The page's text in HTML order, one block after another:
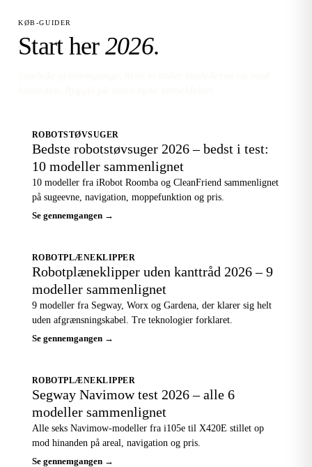
KØB-GUIDER
Start her 2026.
ROBOTSTØVSUGER
Bedste robotstøvsuger 2026 – bedst i test:
10 modeller sammenlignet
10 modeller fra iRobot Roomba og CleanFriend sammenlignet
på sugeevne, navigation, moppefunktion og pris.
Se gennemgangen →
ROBOTPLÆNEKLIPPER
Robotplæneklipper uden kanttråd 2026 – 9
modeller sammenlignet
9 modeller fra Segway, Worx og Gardena, der klarer sig helt
uden afgrænsningskabel. Tre teknologier forklaret.
Se gennemgangen →
ROBOTPLÆNEKLIPPER
Segway Navimow test 2026 – alle 6
modeller sammenlignet
Alle seks Navimow-modeller fra i105e til X420E stillet op
mod hinanden på areal, navigation og pris.
Se gennemgangen →